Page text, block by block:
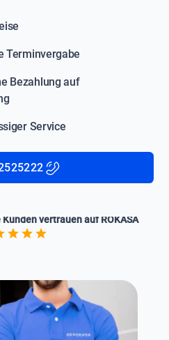
Terminvergabe
Bezahlung auf
Service
vertrauen auf ROKASA